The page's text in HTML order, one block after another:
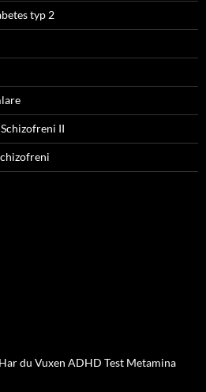
typ 2
II
Har du Vuxen ADHD Test Metamina